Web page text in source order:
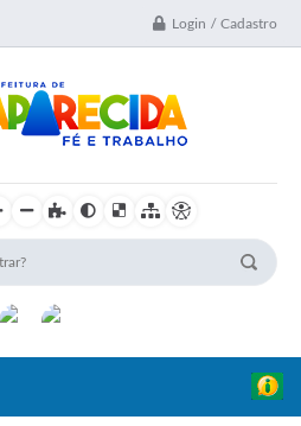
Login / Cadastro